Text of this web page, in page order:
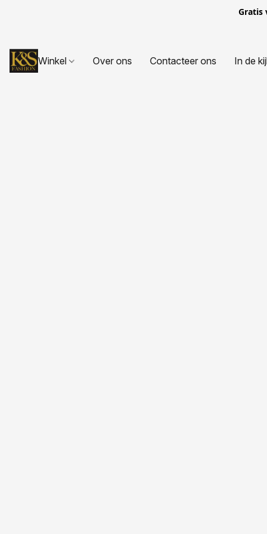
Gratis
Winkel Over ons Contacteer ons In de